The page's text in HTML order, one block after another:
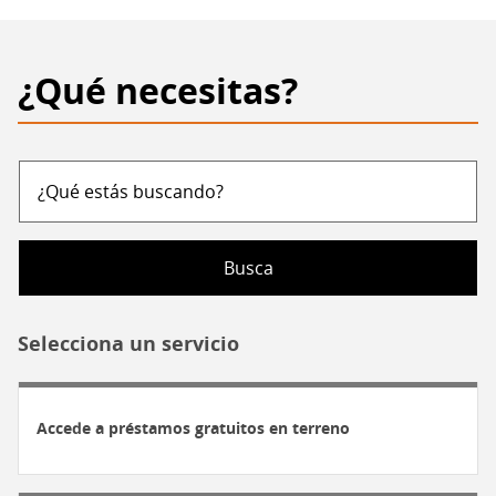
para
garantizar
acceso
la
en
Chile
¿Qué necesitas?
¿Qué
buscando?
Selecciona un servicio
Accede a préstamos gratuitos en terreno